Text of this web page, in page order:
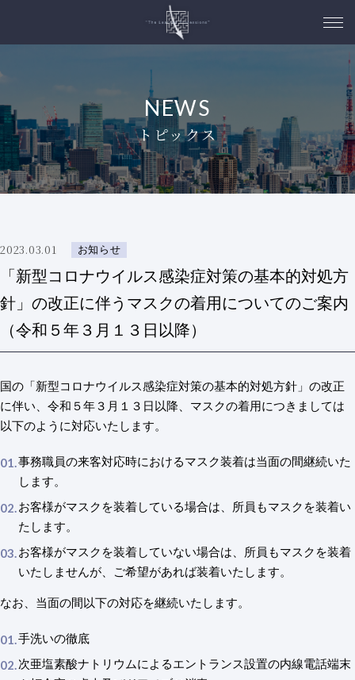
NEWS
トピックス
2023.03.01 お知らせ
「新型コロナウイルス感染症対策の基本的対処方
針」の改正に伴うマスクの着用についてのご案内
（令和５年３月１３日以降）
国の「新型コロナウイルス感染症対策の基本的対処方針」の改正
に伴い、令和５年３月１３日以降、マスクの着用につきましては
以下のように対応いたします。
事務職員の来客対応時におけるマスク装着は当面の間継続いた
します。
お客様がマスクを装着している場合は、所員もマスクを装着い
たします。
お客様がマスクを装着していない場合は、所員もマスクを装着
いたしませんが、ご希望があれば装着いたします。
なお、当面の間以下の対応を継続いたします。
手洗いの徹底
次亜塩素酸ナトリウムによるエントランス設置の内線電話端末